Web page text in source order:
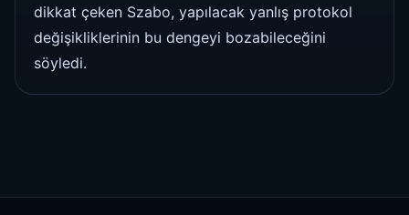
dikkat çeken Szabo, yapılacak yanlış protokol
değişikliklerinin bu dengeyi bozabileceğini
söyledi.